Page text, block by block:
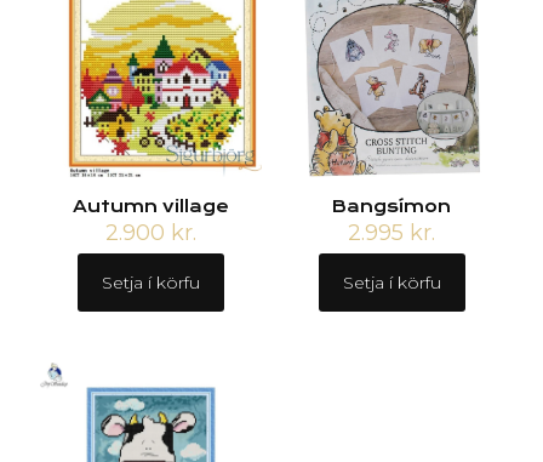
Autumn village
2.900 kr.
Setja í körfu
Bangsímon
2.995 kr.
Setja í körfu